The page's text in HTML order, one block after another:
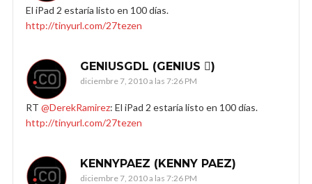
El iPad 2 estaría listo en 100 días.
http://tinyurl.com/27tezen
GENIUSGDL (GENIUS )
diciembre 7, 2010 a las 7:26 PM
RT @DerekRamirez: El iPad 2 estaría listo en 100 días.
http://tinyurl.com/27tezen
KENNYPAEZ (KENNY PAEZ)
diciembre 7, 2010 a las 7:26 PM